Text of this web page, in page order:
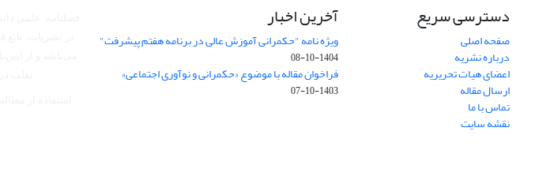
دسترسی سریع
صفحه اصلی
درباره نشریه
اعضای هیات تحریریه
ارسال مقاله
تماس با ما
نقشه سایت
آخرین اخبار
ویژه نامه "حکمرانی آموزش عالی در برنامه هفتم پیشرفت"
1404-10-08
فراخوان مقاله با موضوع «حکمرانی و نوآوری اجتماعی»
1403-10-07